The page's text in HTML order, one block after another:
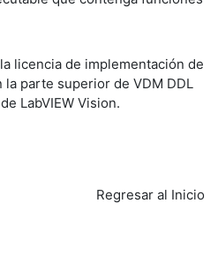
licencia de implementación de
la parte superior de VDM DDL
LabVIEW Vision.
Regresar al Inicio